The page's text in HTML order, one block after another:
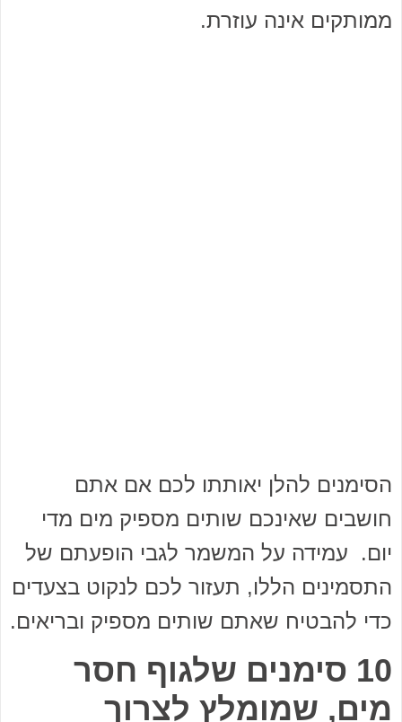
ממותקים אינה עוזרת.
הסימנים להלן יאותתו לכם אם אתם
חושבים שאינכם שותים מספיק מים מדי
יום. עמידה על המשמר לגבי הופעתם של
התסמינים הללו, תעזור לכם לנקוט בצעדים
כדי להבטיח שאתם שותים מספיק ובריאים.
10 סימנים שלגוף חסר
מים, שמומלץ לצרוך